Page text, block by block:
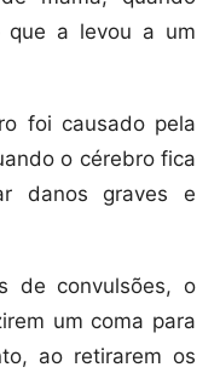
que a levou a um
foi causado pela
o cérebro fica
danos graves e
de convulsões, o
um coma para
ao retirarem os